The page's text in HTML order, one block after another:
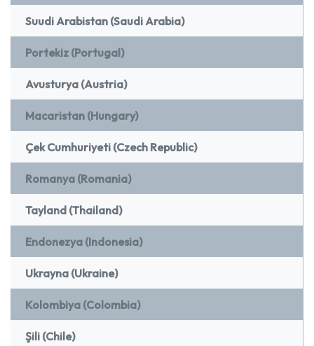
Suudi Arabistan (Saudi Arabia)
Portekiz (Portugal)
Avusturya (Austria)
Macaristan (Hungary)
Çek Cumhuriyeti (Czech Republic)
Romanya (Romania)
Tayland (Thailand)
Endonezya (Indonesia)
Ukrayna (Ukraine)
Kolombiya (Colombia)
Şili (Chile)